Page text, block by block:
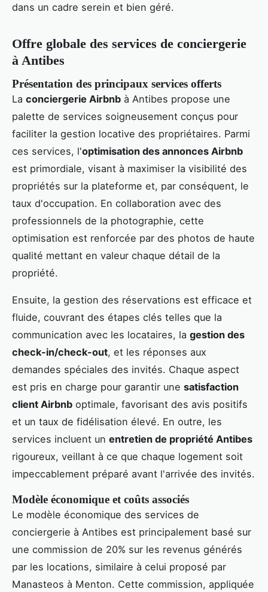
dans un cadre serein et bien géré.
Offre globale des services de conciergerie
à Antibes
Présentation des principaux services offerts
La conciergerie Airbnb à Antibes propose une
palette de services soigneusement conçus pour
faciliter la gestion locative des propriétaires. Parmi
ces services, l'optimisation des annonces Airbnb
est primordiale, visant à maximiser la visibilité des
propriétés sur la plateforme et, par conséquent, le
taux d'occupation. En collaboration avec des
professionnels de la photographie, cette
optimisation est renforcée par des photos de haute
qualité mettant en valeur chaque détail de la
propriété.
Ensuite, la gestion des réservations est efficace et
fluide, couvrant des étapes clés telles que la
communication avec les locataires, la gestion des
check-in/check-out, et les réponses aux
demandes spéciales des invités. Chaque aspect
est pris en charge pour garantir une satisfaction
client Airbnb optimale, favorisant des avis positifs
et un taux de fidélisation élevé. En outre, les
services incluent un entretien de propriété Antibes
rigoureux, veillant à ce que chaque logement soit
impeccablement préparé avant l'arrivée des invités.
Modèle économique et coûts associés
Le modèle économique des services de
conciergerie à Antibes est principalement basé sur
une commission de 20% sur les revenus générés
par les locations, similaire à celui proposé par
Manasteos à Menton. Cette commission, appliquée